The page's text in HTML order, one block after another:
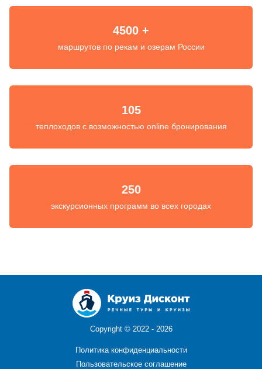
4500 +
маршрутов по рекам и озерам России
105
теплоходов с возможностью online бронирования
250
экскурсионных программ во всех городах
Copyright © 2022 - 2026
Политика конфиденциальности
Пользовательское соглашение